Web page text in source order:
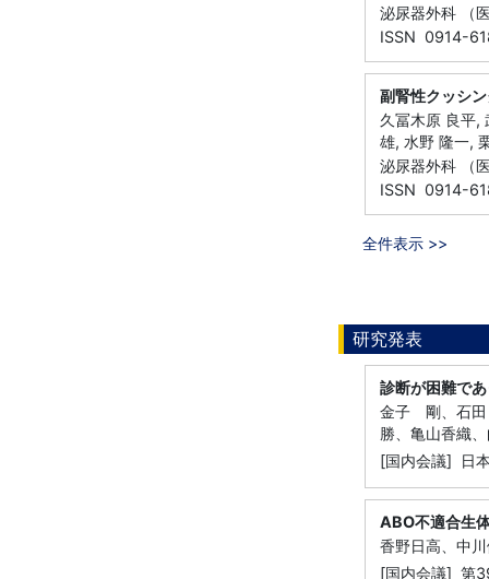
泌尿器外科 （
ISSN 0914-
副腎性クッシ
久冨木原 良平,
雄, 水野 隆一,
泌尿器外科 （
ISSN 0914-
全件表示 >>
研究発表
診断が困難で
金子 剛、石
勝、亀山香織
[国内会議] 日
ABO不適合生
香野日高、中
[国内会議] 第